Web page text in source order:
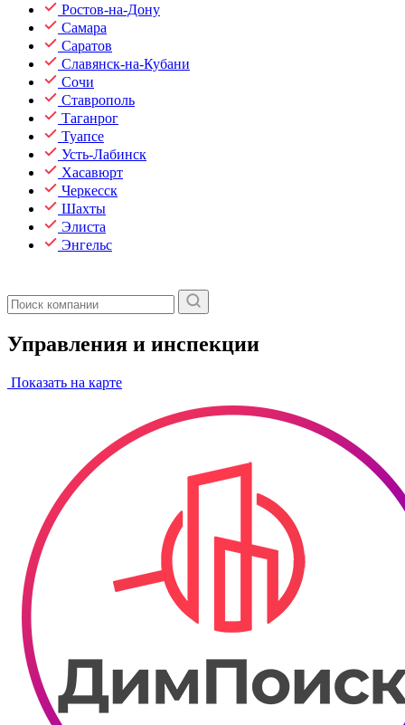
Ростов-на-Дону
Самара
Саратов
Славянск-на-Кубани
Сочи
Ставрополь
Таганрог
Туапсе
Усть-Лабинск
Хасавюрт
Черкесск
Шахты
Элиста
Энгельс
Управления и инспекции
Показать на карте